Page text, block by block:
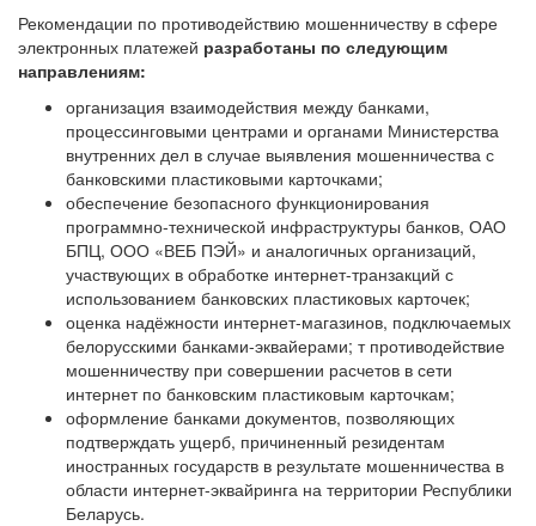
Рекомендации по противодействию мошенничеству в сфере
электронных платежей разработаны по следующим
направлениям:
организация взаимодействия между банками,
процессинговыми центрами и органами Министерства
внутренних дел в случае выявления мошенничества с
банковскими пластиковыми карточками;
обеспечение безопасного функционирования
программно-технической инфраструктуры банков, ОАО
БПЦ, ООО «ВЕБ ПЭЙ» и аналогичных организаций,
участвующих в обработке интернет-транзакций с
использованием банковских пластиковых карточек;
оценка надёжности интернет-магазинов, подключаемых
белорусскими банками-эквайерами; т противодействие
мошенничеству при совершении расчетов в сети
интернет по банковским пластиковым карточкам;
оформление банками документов, позволяющих
подтверждать ущерб, причиненный резидентам
иностранных государств в результате мошенничества в
области интернет-эквайринга на территории Республики
Беларусь.